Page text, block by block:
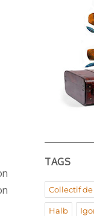
TAGS
Collectif
Halb